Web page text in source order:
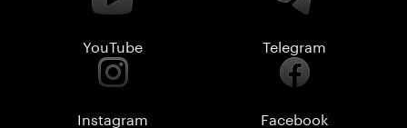
YouTube Telegram
Instagram Facebook